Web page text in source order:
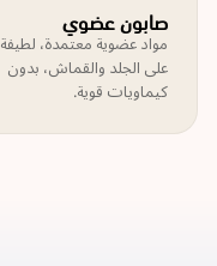
صابون عضوي
مواد عضوية معتمدة، لطيفة
على الجلد والقماش، بدون
كيماويات قوية.